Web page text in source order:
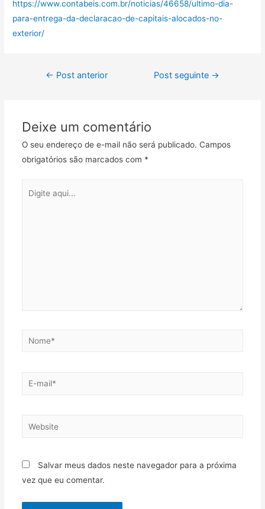
https://www.contabeis.com.br/noticias/46658/ultimo-dia-
para-entrega-da-declaracao-de-capitais-alocados-no-
exterior/
← Post anterior Post seguinte →
Deixe um comentário
O seu endereço de e-mail não será publicado. Campos
obrigatórios são marcados com *
Salvar meus dados neste navegador para a próxima
vez que eu comentar.